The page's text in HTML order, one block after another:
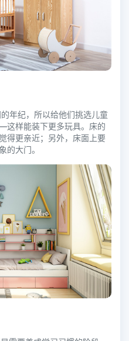
年纪，所以给他们挑选儿童
样能装下更多玩具。床的
得更亲近；另外，床面上要
的大门。